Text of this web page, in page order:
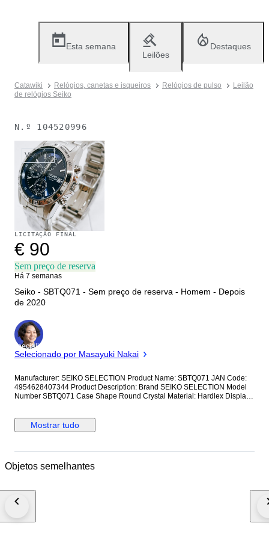
Esta semana
Leilões
Destaques
Catawiki Relógios, canetas e isqueiros Relógios de pulso
Leilão
de relógios Seiko
N.º 104520996
Vendido
LICITAÇÃO FINAL
€ 90
Sem preço de reserva
Há 7 semanas
Seiko - SBTQ071 - Sem preço de reserva - Homem - Depois
de 2020
Especialista
Selecionado por Masayuki Nakai
Manufacturer: SEIKO SELECTION Product Name: SBTQ071 JAN Code:
4954628407344 Product Description: Brand SEIKO SELECTION Model
Number SBTQ071 Case Shape Round Crystal Material: Hardlex Display
Material/Type: Stainless Steel Band Size: Men's Standard Band Width: 20
millimeters Band Color: Silver Dial Color: Blue Bezel Material: Stainless
Other Functions: Chronograph Movement: Quartz SBTQ071 Quartz 10
warranty card included; not stamped or dated
Mostrar tudo
Objetos semelhantes